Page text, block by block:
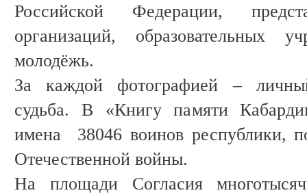
Российской Федерации,
организаций, образовательных
молодёжь.
За каждой фотографией –
судьба. В «Книгу памяти
имена 38046 воинов республики,
Отечественной войны.
На площади Согласия